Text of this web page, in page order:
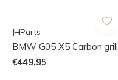
JHParts
BMW G05 X5 Carbon grill
€449,95